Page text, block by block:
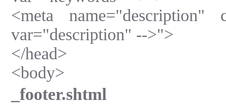
<meta name="description"
var="description" -->">
</head>
<body>
_footer.shtml